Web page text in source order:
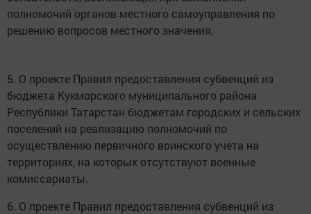
полномочий органов местного самоуправления по
решению вопросов местного значения.
5. О проекте Правил предоставления субвенций из
бюджета Кукморского муниципального района
Республики Татарстан бюджетам городских и сельских
поселений на реализацию полномочий по
осуществлению первичного воинского учета на
территориях, на которых отсутствуют военные
комиссариаты.
6. О проекте Правил предоставления субвенций из